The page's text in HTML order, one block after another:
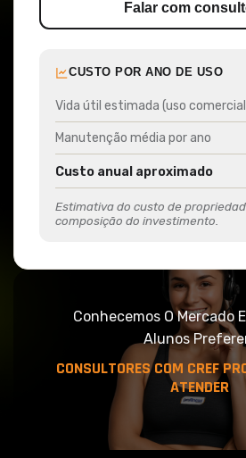
Falar com
CUSTO POR ANO DE USO
Vida útil estimada (uso
Manutenção média por ano
Custo anual aproximado
Estimativa do custo de
composição do investimento.
Conhecemos O Mercado
Alunos
CONSULTORES COM CREF
ATENDER